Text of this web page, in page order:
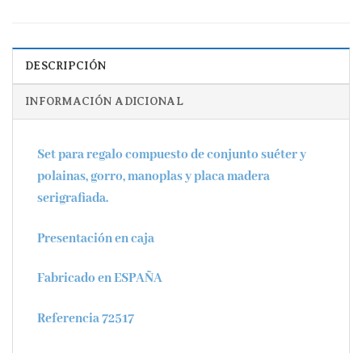
DESCRIPCIÓN
INFORMACIÓN ADICIONAL
Set para regalo compuesto de conjunto suéter y
polainas, gorro, manoplas y placa madera
serigrafiada.
Presentación en caja
Fabricado en ESPAÑA
Referencia 72517